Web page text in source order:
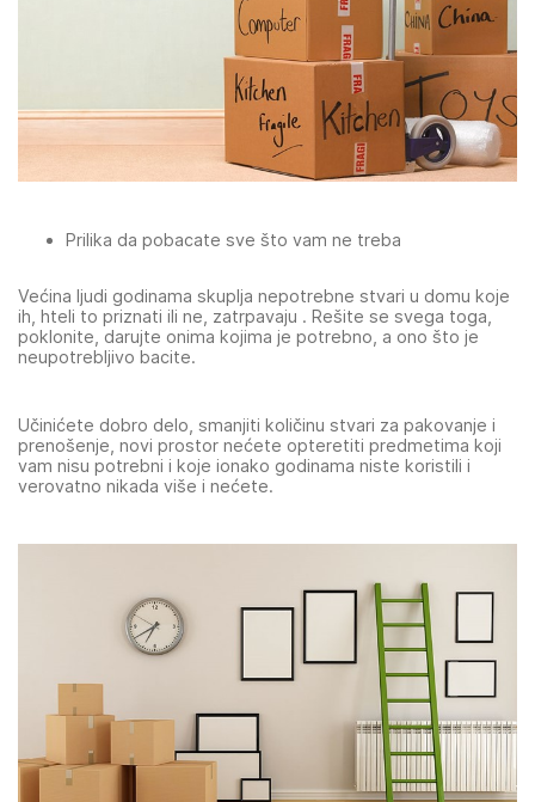
Prilika da pobacate sve što vam ne treba
Većina ljudi godinama skuplja nepotrebne stvari u domu koje
ih, hteli to priznati ili ne, zatrpavaju . Rešite se svega toga,
poklonite, darujte onima kojima je potrebno, a ono što je
neupotrebljivo bacite.
Učinićete dobro delo, smanjiti količinu stvari za pakovanje i
prenošenje, novi prostor nećete opteretiti predmetima koji
vam nisu potrebni i koje ionako godinama niste koristili i
verovatno nikada više i nećete.